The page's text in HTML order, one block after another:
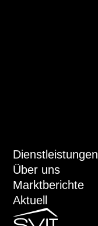
Dienstleistungen
Über uns
Marktberichte
Aktuell